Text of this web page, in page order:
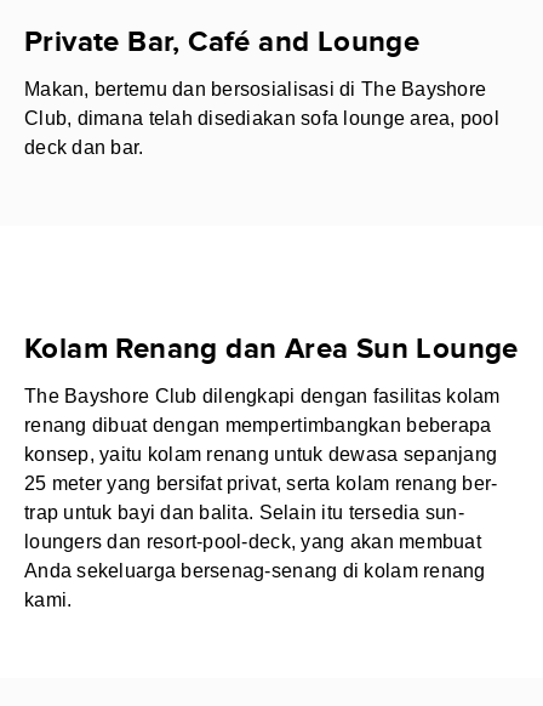
Private Bar, Café and Lounge
Makan, bertemu dan bersosialisasi di The Bayshore
Club, dimana telah disediakan sofa lounge area, pool
deck dan bar.
Kolam Renang dan Area Sun Lounge
The Bayshore Club dilengkapi dengan fasilitas kolam
renang dibuat dengan mempertimbangkan beberapa
konsep, yaitu kolam renang untuk dewasa sepanjang
25 meter yang bersifat privat, serta kolam renang ber-
trap untuk bayi dan balita. Selain itu tersedia sun-
loungers dan resort-pool-deck, yang akan membuat
Anda sekeluarga bersenag-senang di kolam renang
kami.